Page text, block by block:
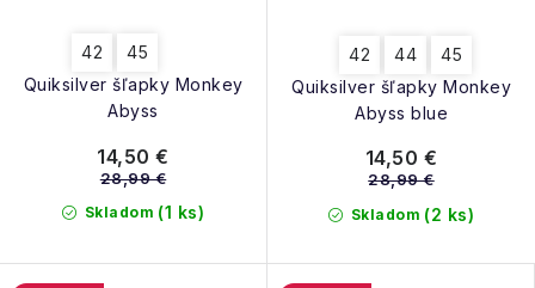
Quiksilver šľapky Monkey
Abyss
42 45
Skladom (1 ks)
14,50 €
28,99 €
Quiksilver šľapky Monkey
Abyss blue
42 44 45
Skladom (2 ks)
14,50 €
28,99 €